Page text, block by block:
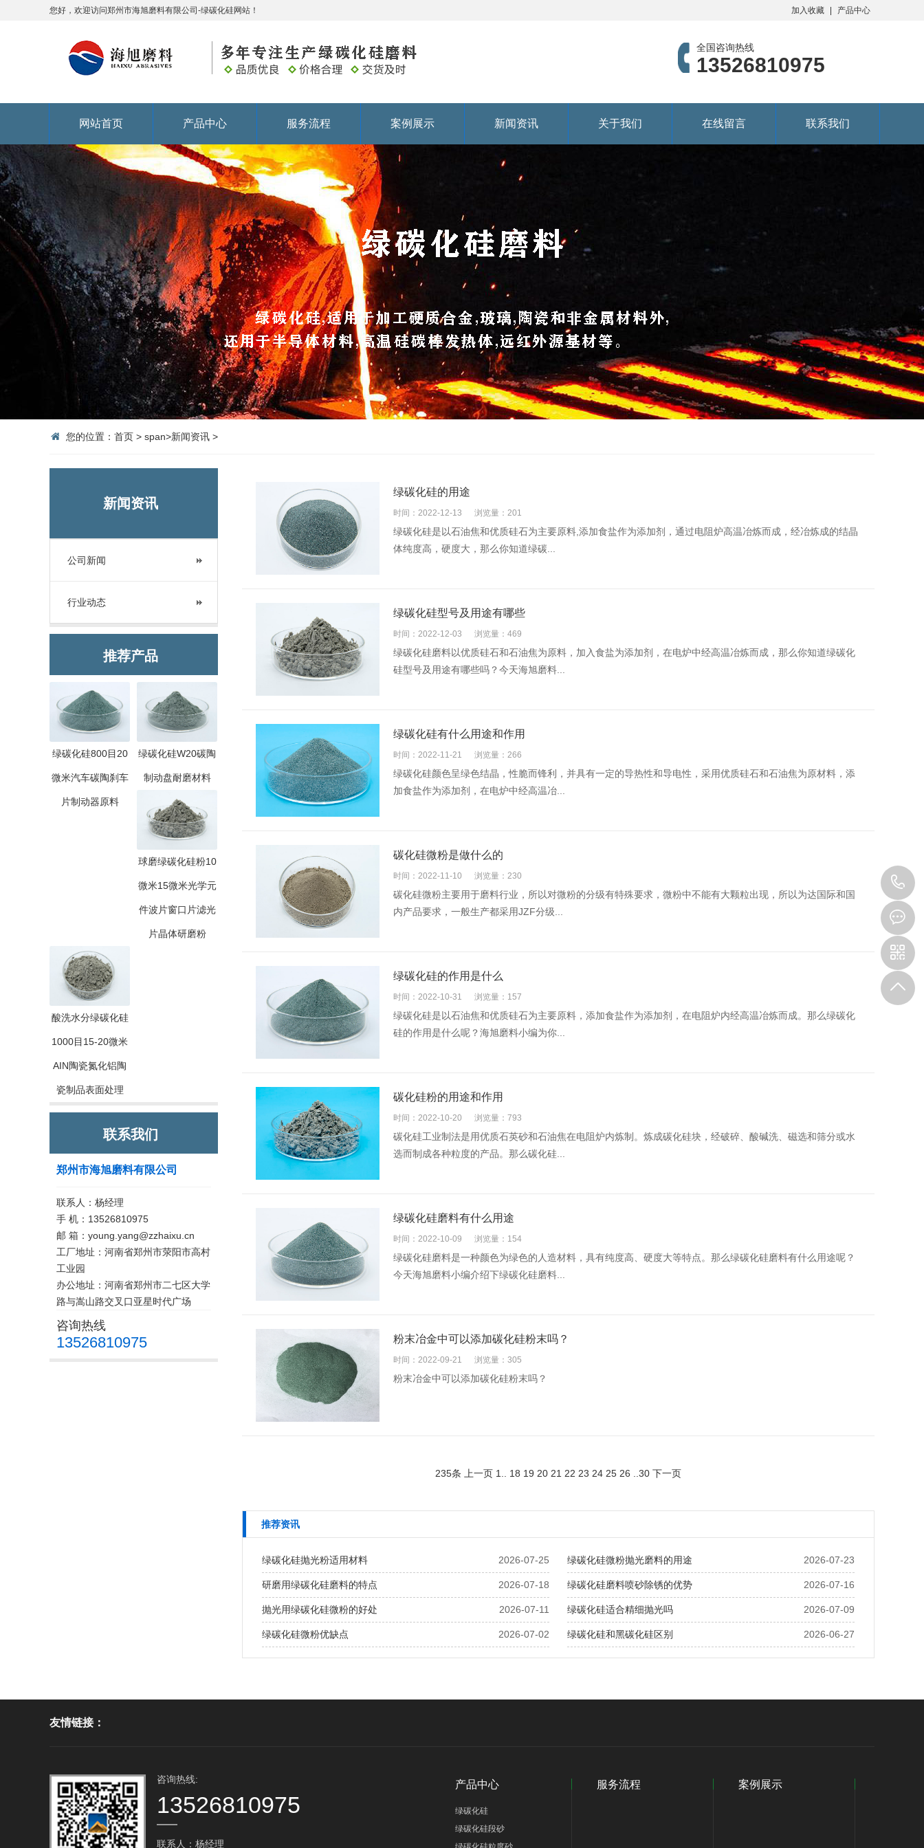
您好，欢迎访问郑州市海旭磨料有限公司-绿碳化硅网站！ 加入收藏 产品中心
全国咨询热线
13526810975
网站首页 产品中心 服务流程 案例展示 新闻资讯 关于我们 在线留言 联系我们
您的位置： 首页 > span>新闻资讯 >
新闻资讯
公司新闻
行业动态
推荐产品
绿碳化硅800目20
微米汽车碳陶刹车
片制动器原料
绿碳化硅W20碳陶
制动盘耐磨材料
球磨绿碳化硅粉10
微米15微米光学元
件波片窗口片滤光
片晶体研磨粉
酸洗水分绿碳化硅
1000目15-20微米
AIN陶瓷氮化铝陶
瓷制品表面处理
联系我们
郑州市海旭磨料有限公司
联系人：杨经理
手 机：13526810975
邮 箱：young.yang@zzhaixu.cn
工厂地址：河南省郑州市荥阳市高村
工业园
办公地址：河南省郑州市二七区大学
路与嵩山路交叉口亚星时代广场
咨询热线
13526810975
绿碳化硅的用途
时间：2022-12-13 浏览量：201
绿碳化硅是以石油焦和优质硅石为主要原料,添加食盐作为添加剂，通过电阻炉高温冶炼而成，经冶炼成的结晶
体纯度高，硬度大，那么你知道绿碳...
绿碳化硅型号及用途有哪些
时间：2022-12-03 浏览量：469
绿碳化硅磨料以优质硅石和石油焦为原料，加入食盐为添加剂，在电炉中经高温冶炼而成，那么你知道绿碳化
硅型号及用途有哪些吗？今天海旭磨料...
绿碳化硅有什么用途和作用
时间：2022-11-21 浏览量：266
绿碳化硅颜色呈绿色结晶，性脆而锋利，并具有一定的导热性和导电性，采用优质硅石和石油焦为原材料，添
加食盐作为添加剂，在电炉中经高温冶...
碳化硅微粉是做什么的
时间：2022-11-10 浏览量：230
碳化硅微粉主要用于磨料行业，所以对微粉的分级有特殊要求，微粉中不能有大颗粒出现，所以为达国际和国
内产品要求，一般生产都采用JZF分级...
绿碳化硅的作用是什么
时间：2022-10-31 浏览量：157
绿碳化硅是以石油焦和优质硅石为主要原料，添加食盐作为添加剂，在电阻炉内经高温冶炼而成。那么绿碳化
硅的作用是什么呢？海旭磨料小编为你...
碳化硅粉的用途和作用
时间：2022-10-20 浏览量：793
碳化硅工业制法是用优质石英砂和石油焦在电阻炉内炼制。炼成碳化硅块，经破碎、酸碱洗、磁选和筛分或水
选而制成各种粒度的产品。那么碳化硅...
绿碳化硅磨料有什么用途
时间：2022-10-09 浏览量：154
绿碳化硅磨料是一种颜色为绿色的人造材料，具有纯度高、硬度大等特点。那么绿碳化硅磨料有什么用途呢？
今天海旭磨料小编介绍下绿碳化硅磨料...
粉末冶金中可以添加碳化硅粉末吗？
时间：2022-09-21 浏览量：305
粉末冶金中可以添加碳化硅粉末吗？
235条 上一页 1 18 19 20 21 22 23 24 25 26 30 下一页
推荐资讯
2026-07-25
绿碳化硅抛光粉适用材料 2026-07-23
绿碳化硅微粉抛光磨料的用途
2026-07-18
研磨用绿碳化硅磨料的特点 2026-07-16
绿碳化硅磨料喷砂除锈的优势
2026-07-11
抛光用绿碳化硅微粉的好处 2026-07-09
绿碳化硅适合精细抛光吗
2026-07-02
绿碳化硅微粉优缺点 2026-06-27
绿碳化硅和黑碳化硅区别
友情链接：
咨询热线:
13526810975
联系人：杨经理
产品中心
绿碳化硅
绿碳化硅段砂
服务流程 案例展示